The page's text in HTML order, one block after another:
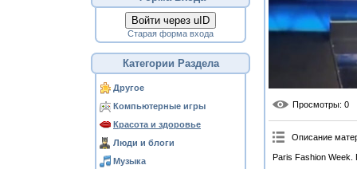
Войти через uID
Старая форма входа
Категории Раздела
Другое
Компьютерные игры
Красота и здоровье
Люди и блоги
Музыка
Просмотры: 0
Описание
Paris Fashion Week.